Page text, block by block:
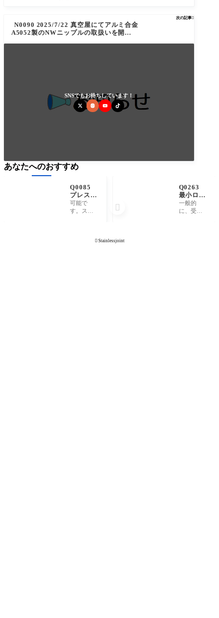
次の記事
N0090 2025/7/22 真空屋にてアルミ合金
A5052製のNWニップルの取扱いを開始し
SNSでもお待ちしています！
あなたへのおすすめ
Q0085
プレスブ
レーキ
(ブレー
可能で
す。ステ
Q0263
最小ロッ
ト(最少
ロット)
一般的
に、受発

 Stainlessjoint